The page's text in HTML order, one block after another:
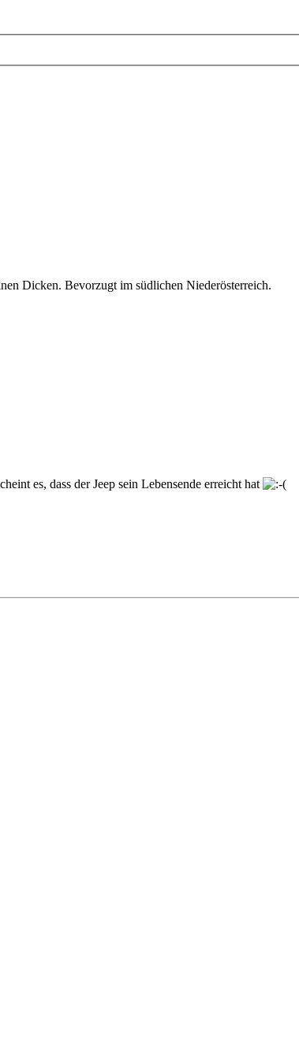
Dicken. Bevorzugt im südlichen Niederösterreich.
es, dass der Jeep sein Lebensende erreicht hat